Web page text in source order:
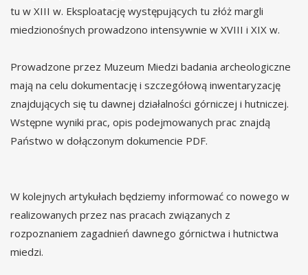
tu w XIII w. Eksploatację występujących tu złóż margli
miedzionośnych prowadzono intensywnie w XVIII i XIX w.
Prowadzone przez Muzeum Miedzi badania archeologiczne
mają na celu dokumentację i szczegółową inwentaryzację
znajdujących się tu dawnej działalności górniczej i hutniczej.
Wstępne wyniki prac, opis podejmowanych prac znajdą
Państwo w dołączonym dokumencie PDF.
W kolejnych artykułach będziemy informować co nowego w
realizowanych przez nas pracach związanych z
rozpoznaniem zagadnień dawnego górnictwa i hutnictwa
miedzi.